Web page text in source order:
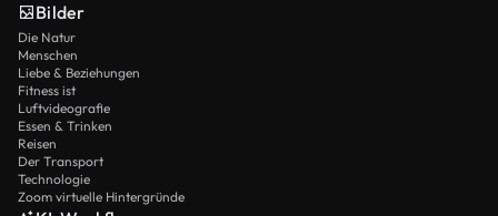
Bilder
Die Natur
Menschen
Liebe & Beziehungen
Fitness ist
Luftvideografie
Essen & Trinken
Reisen
Der Transport
Technologie
Zoom virtuelle Hintergründe